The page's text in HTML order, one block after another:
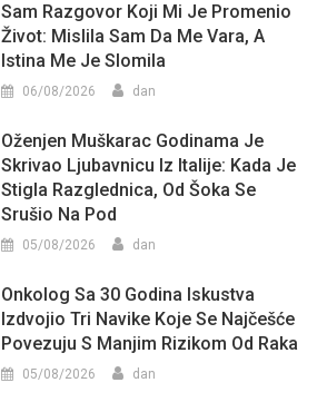
Sam Razgovor Koji Mi Je Promenio
Život: Mislila Sam Da Me Vara, A
Istina Me Je Slomila
06/08/2026 dan
Oženjen Muškarac Godinama Je
Skrivao Ljubavnicu Iz Italije: Kada Je
Stigla Razglednica, Od Šoka Se
Srušio Na Pod
05/08/2026 dan
Onkolog Sa 30 Godina Iskustva
Izdvojio Tri Navike Koje Se Najčešće
Povezuju S Manjim Rizikom Od Raka
05/08/2026 dan